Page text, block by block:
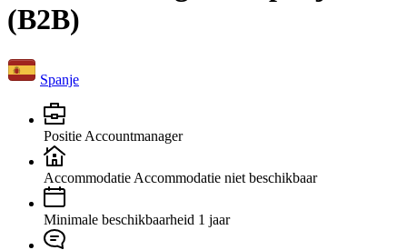
(B2B)
Spanje
PositieAccountmanager
AccommodatieAccommodatie niet beschikbaar
Minimale beschikbaarheid 1 jaar